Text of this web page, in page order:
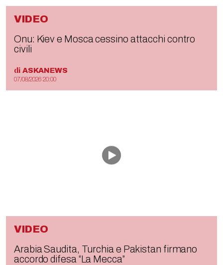
VIDEO
Onu: Kiev e Mosca cessino attacchi contro
civili
di ASKANEWS
07/08/2026 20:00
VIDEO
Arabia Saudita, Turchia e Pakistan firmano
accordo difesa “La Mecca”